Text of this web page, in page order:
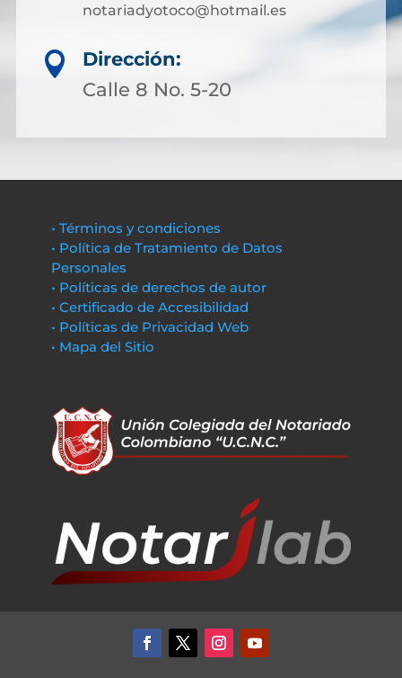
notariadyotoco@hotmail.es

Dirección:
Calle 8 No. 5-20
• Términos y condiciones
• Política de Tratamiento de Datos
Personales
• Políticas de derechos de autor
• Certificado de Accesibilidad
• Políticas de Privacidad Web
• Mapa del Sitio